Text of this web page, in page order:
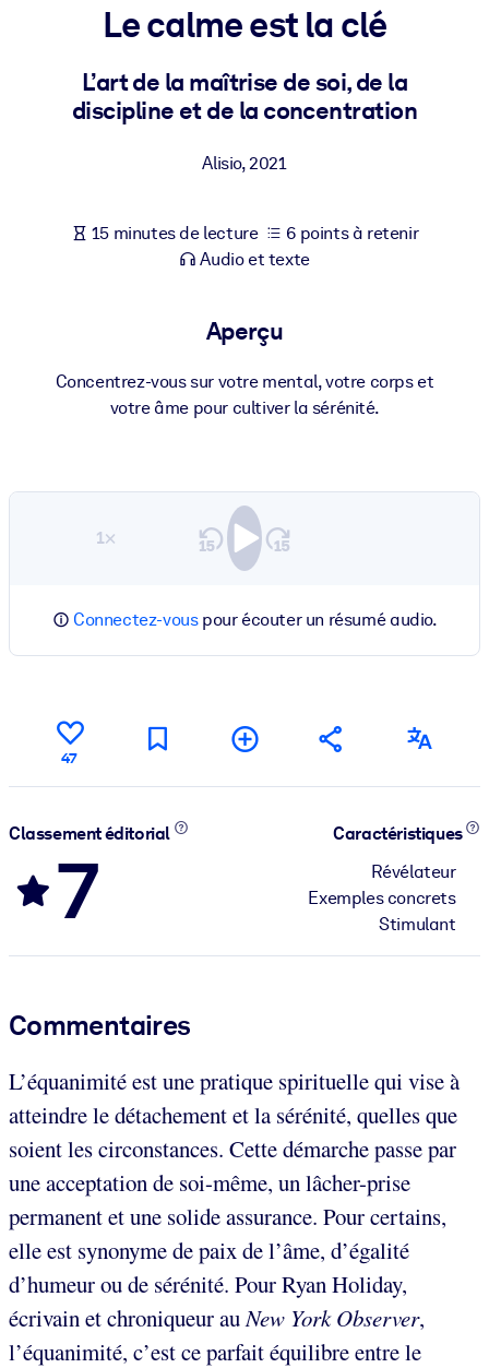
PAR SYSTÈME
Pour LMS/LXP
LMS/LXP pour de meilleurs résultats d'apprentissage.
Enrichissez votre bibliothèque d'entreprise avec des
commerciales fiables et prêtes à l'emploi.
Alimentez vos systèmes d'IA avec des connaissances fiables et
Le calme est la clé
L’art de la maîtrise de soi, de la
discipline et de la concentration
Alisio,2021
15 minutes de lecture
6 points à retenir
Audio et texte
Aperçu
Concentrez-vous sur votre mental, votre corps et
votre âme pour cultiver la sérénité.
1×
Connectez-vouspour écouter un résumé audio.
47
Classement éditorial
7
Caractéristiques
Révélateur
Exemples concrets
Stimulant
Commentaires
L’équanimité est une pratique spirituelle qui vise à
atteindre le détachement et la sérénité, quelles que
soient les circonstances. Cette démarche passe par
une acceptation de soi-même, un lâcher-prise
permanent et une solide assurance. Pour certains,
elle est synonyme de paix de l’âme, d’égalité
d’humeur ou de sérénité. Pour Ryan Holiday,
écrivain et chroniqueur au New York Observer,
l’équanimité, c’est ce parfait équilibre entre le